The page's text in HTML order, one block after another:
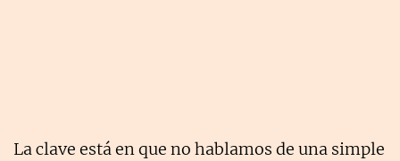
La clave está en que no hablamos de una simple